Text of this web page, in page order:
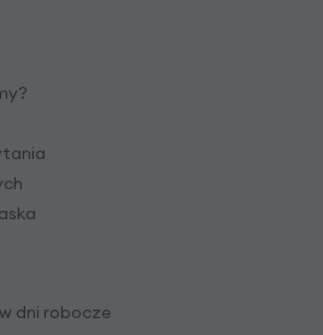
dni robocze